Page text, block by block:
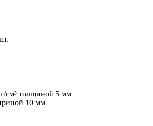
см³ толщиной 5 мм
10 мм